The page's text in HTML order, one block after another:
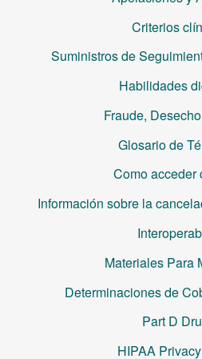
Criterios
Suministros de
Habilidades
Fraude,
Glosario de
Como acceder
Información sobre la
Materiales Para
Determinaciones de
Part D
HIPAA